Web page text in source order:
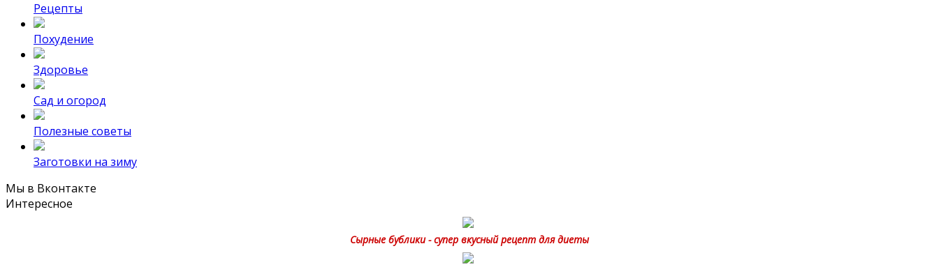
Рецепты
Похудение
Здоровье
Сад и огород
Полезные советы
Заготовки на зиму
Мы в Вконтакте
Интересное
Сырные бублики - супер вкусный рецепт для диеты